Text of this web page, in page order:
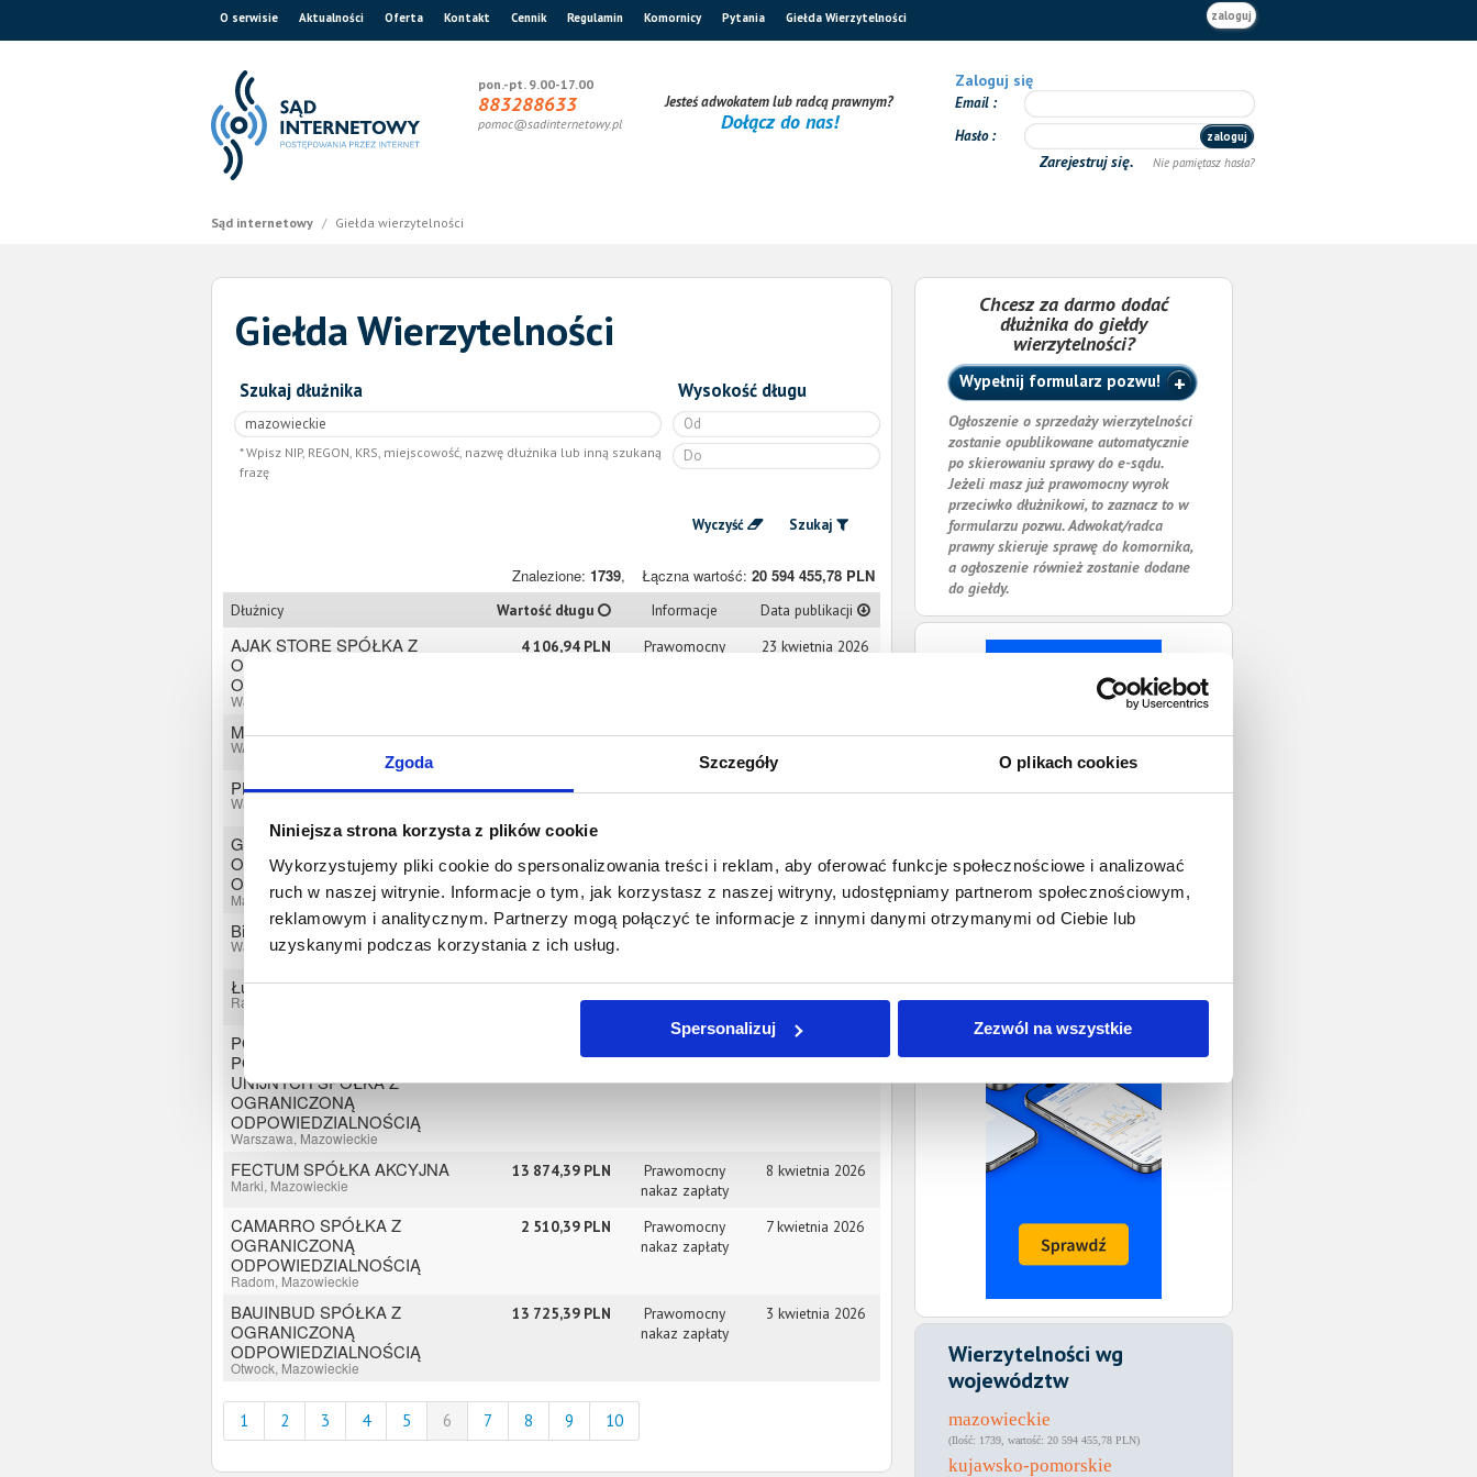
Zgoda Szczegóły O plikach cookies
Niniejsza strona korzysta z plików cookie
Wykorzystujemy pliki cookie do spersonalizowania treści i reklam, aby oferować funkcje społecznościowe i analizować
ruch w naszej witrynie. Informacje o tym, jak korzystasz z naszej witryny, udostępniamy partnerom społecznościowym,
reklamowym i analitycznym. Partnerzy mogą połączyć te informacje z innymi danymi otrzymanymi od Ciebie lub
uzyskanymi podczas korzystania z ich usług.
Spersonalizuj Zezwól na wszystkie
O serwisie Aktualności Oferta Kontakt Cennik Regulamin Komornicy Pytania Giełda Wierzytelności zaloguj
pon.-pt. 9.00-17.00
883288633
pomoc@sadinternetowy.pl
Jesteś adwokatem lub radcą prawnym?
Dołącz do nas!
Zaloguj się
Email
Hasło
zaloguj
Zarejestruj się. Nie pamiętasz hasła?
Sąd internetowy / Giełda wierzytelności
Giełda Wierzytelności
Szukaj dłużnika
Wpisz NIP, REGON, KRS, miejscowość, nazwę dłużnika lub inną szukaną
frazę
Wysokość długu
Wyczyść Szukaj
Znalezione: 1739, Łączna wartość: 20 594 455,78 PLN
Dłużnicy Wartość długu Informacje Data publikacji
AJAK STORE SPÓŁKA Z
OGRANICZONĄ
ODPOWIEDZIALNOŚCIĄ
Warszawa, Mazowieckie
4 106,94 PLN
Prawomocny
23 kwietnia 2026
MICHAŁ KRZYŻANOWSKI
WARSZAWA, Mazowieckie
16 088,39 PLN
Prawomocny
nakaz zapłaty
22 kwietnia 2026
PHU Paweł Gryka
Warszawa, Mazowieckie
9 334,06 PLN
Prawomocny
21 kwietnia 2026
GRUSZKA TEAM SPÓŁKA Z
OGRANICZONĄ
ODPOWIEDZIALNOŚCIĄ
Marki, Mazowieckie
nakaz zapłaty
Biuro Internetowe Dariusz Dułak
Warszawa, Mazowieckie
4 649,39 PLN
Prawomocny
13 kwietnia 2026
Łukasz Kośla
Radom, Mazowieckie
1 015,24 PLN
Prawomocny
10 kwietnia 2026
POLSKA AGENCJA
POZYSKIWANIA FUNDUSZY
UNIJNYCH SPÓŁKA Z
OGRANICZONĄ
ODPOWIEDZIALNOŚCIĄ
Warszawa, Mazowieckie
Prawomocny
nakaz zapłaty
9 kwietnia 2026
FECTUM SPÓŁKA AKCYJNA
Marki, Mazowieckie
13 874,39 PLN
Prawomocny
nakaz zapłaty
8 kwietnia 2026
CAMARRO SPÓŁKA Z
OGRANICZONĄ
ODPOWIEDZIALNOŚCIĄ
Radom, Mazowieckie
2 510,39 PLN
Prawomocny
nakaz zapłaty
7 kwietnia 2026
BAUINBUD SPÓŁKA Z
OGRANICZONĄ
ODPOWIEDZIALNOŚCIĄ
Otwock, Mazowieckie
13 725,39 PLN
Prawomocny
nakaz zapłaty
3 kwietnia 2026
1 2 3 4 5 6 7 8 9 10
Chcesz za darmo dodać
dłużnika do giełdy
wierzytelności?
Wypełnij formularz pozwu!
Ogłoszenie o sprzedaży wierzytelności
zostanie opublikowane automatycznie
po skierowaniu sprawy do e-sądu.
Jeżeli masz już prawomocny wyrok
przeciwko dłużnikowi, to zaznacz to w
formularzu pozwu. Adwokat/radca
prawny skieruje sprawę do komornika,
a ogłoszenie również zostanie dodane
do giełdy.
Wierzytelności wg
województw
mazowieckie
1739 20 594 455,78 PLN
kujawsko-pomorskie